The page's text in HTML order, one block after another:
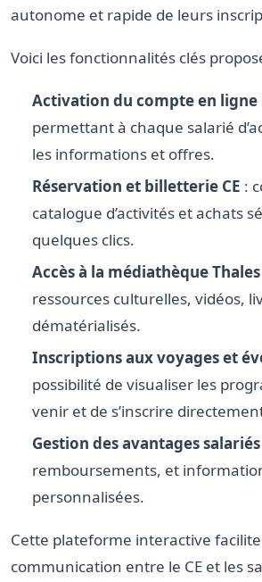
autonome et rapide de leurs
Voici les fonctionnalités clés
Activation du compte en ligne
permettant à chaque salarié
les informations et offres.
Réservation et billetterie CE :
catalogue d’activités et achats
quelques clics.
Accès à la médiathèque Thales
ressources culturelles, vidéos,
dématérialisés.
Inscriptions aux voyages et
possibilité de visualiser les
venir et de s’inscrire
Gestion des avantages salariés
remboursements, et
personnalisées.
Cette plateforme interactive
communication entre le CE et les